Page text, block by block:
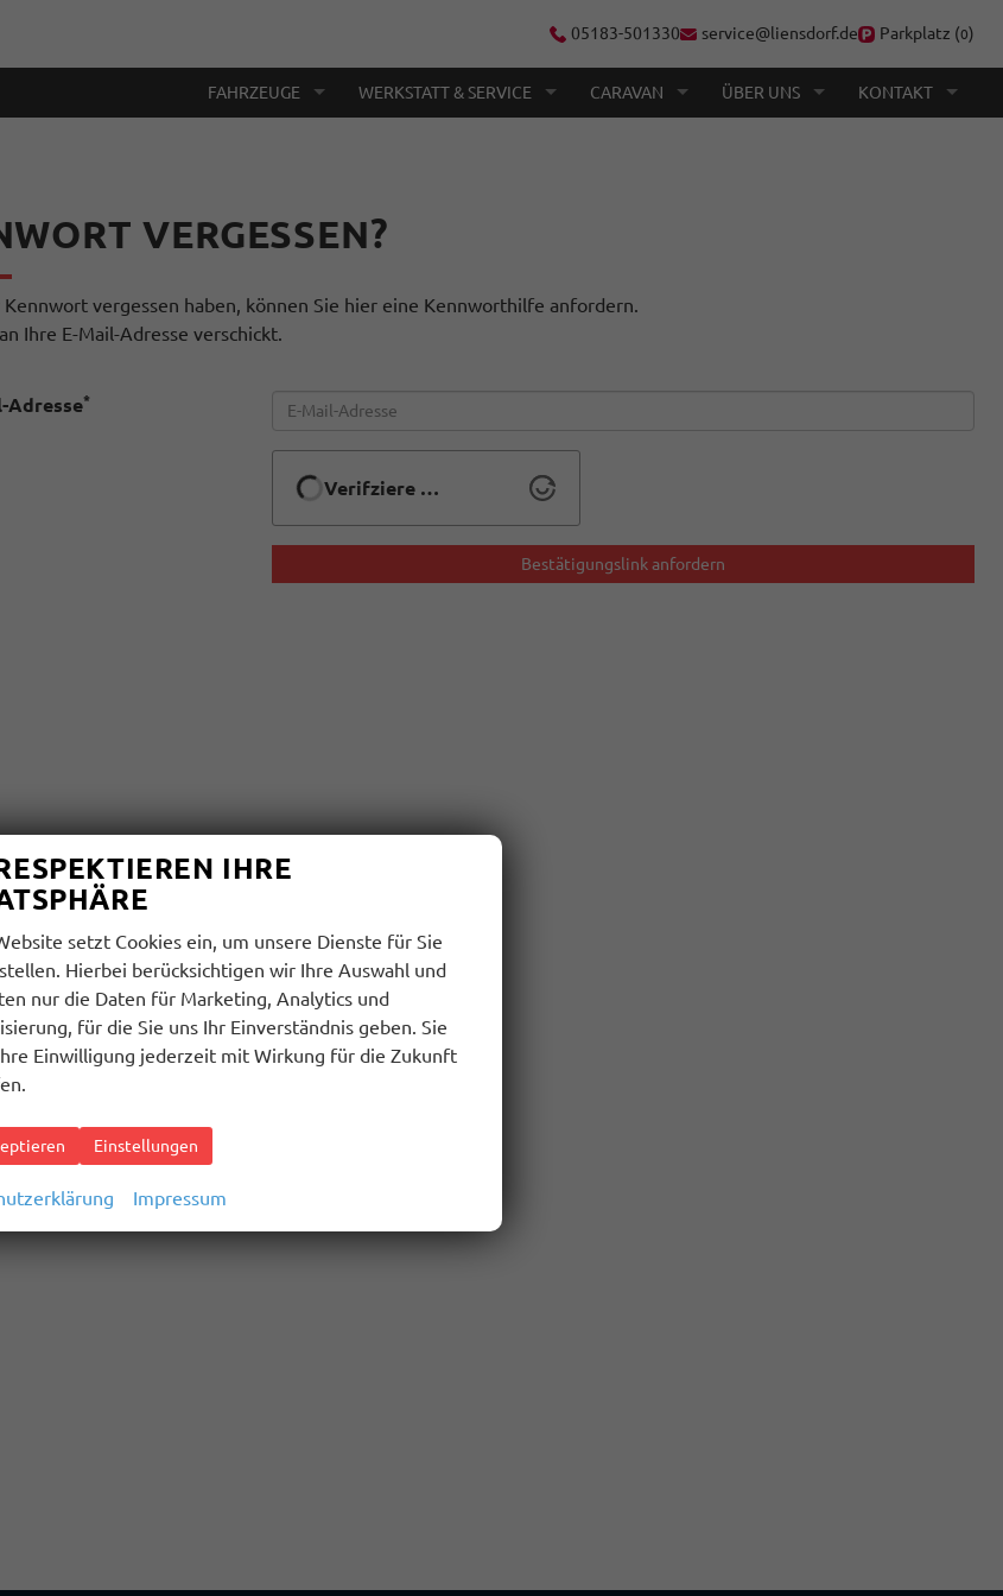
05183-501330 service@liensdorf.de Parkplatz (0)
FAHRZEUGE WERKSTATT & SERVICE CARAVAN ÜBER UNS KONTAKT
VERGESSEN?
Kennwort vergessen haben, können Sie hier eine Kennworthilfe anfordern.
Ihre E-Mail-Adresse verschickt.
Adresse*
Verifziere …
Bestätigungslink anfordern
IHRE
setzt Cookies ein, um unsere Dienste für Sie
Hierbei berücksichtigen wir Ihre Auswahl und
nur die Daten für Marketing, Analytics und
für die Sie uns Ihr Einverständnis geben. Sie
Einwilligung jederzeit mit Wirkung für die Zukunft
Einstellungen
Impressum